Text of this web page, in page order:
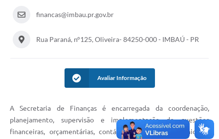
financas@imbau.pr.gov.br
Rua Paraná, n°125, Oliveira- 84250-000 - IMBAÚ - PR
Avaliar Informação
A Secretaria de Finanças é encarregada da coordenação,
planejamento, supervisão e implementação de questões
financeiras, orçamentárias, contábeis e fiscais do Município.